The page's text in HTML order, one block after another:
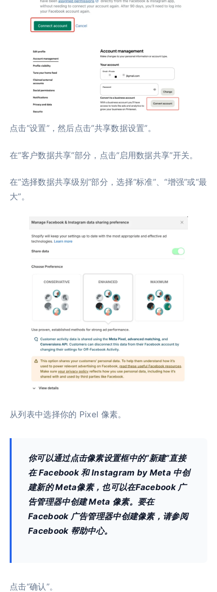
点击“设置”，然后点击“共享数据设置”。
在“客户数据共享”部分，点击“启用数据共享”开关。
在“选择数据共享级别”部分，选择“标准”、“增强”或“最
大”。
从列表中选择你的 Pixel 像素。
你可以通过点击像素设置框中的“新建”直接
在 Facebook 和 Instagram by Meta 中创
建新的 Meta像素，也可以在Facebook 广
告管理器中创建 Meta 像素。要在
Facebook 广告管理器中创建像素，请参阅
Facebook 帮助中心。
点击“确认”。